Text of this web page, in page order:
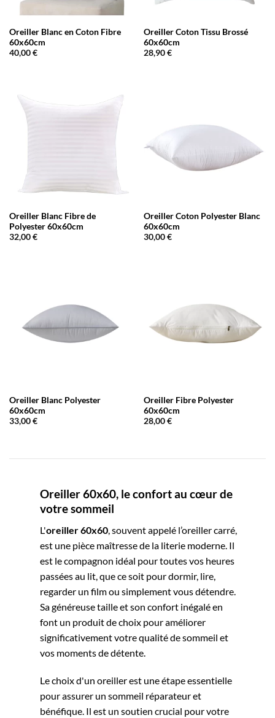
Oreiller Blanc en Coton Fibre
60x60cm
40,00€
Oreiller Coton Tissu Brossé
60x60cm
28,90€
Oreiller Blanc Fibre de
Polyester 60x60cm
32,00€
Oreiller Coton Polyester Blanc
60x60cm
30,00€
Oreiller Blanc Polyester
60x60cm
33,00€
Oreiller Fibre Polyester
60x60cm
28,00€
Oreiller 60x60, le confort au cœur de
votre sommeil
L'oreiller 60x60 , souvent appelé l’oreiller carré,
est une pièce maîtresse de la literie moderne. Il
est le compagnon idéal pour toutes vos heures
passées au lit, que ce soit pour dormir, lire,
regarder un film ou simplement vous détendre.
Sa généreuse taille et son confort inégalé en
font un produit de choix pour améliorer
significativement votre qualité de sommeil et
vos moments de détente.
Le choix d'un oreiller est une étape essentielle
pour assurer un sommeil réparateur et
bénéfique. Il est un soutien crucial pour votre